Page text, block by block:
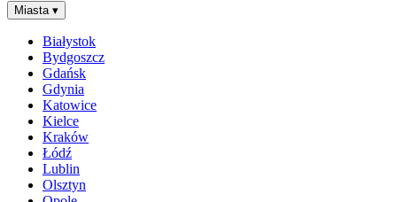
Miasta ▾
Białystok
Bydgoszcz
Gdańsk
Gdynia
Katowice
Kielce
Kraków
Łódź
Lublin
Olsztyn